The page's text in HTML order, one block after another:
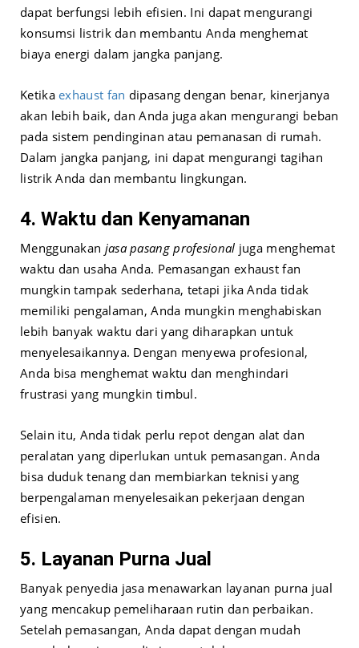
dapat berfungsi lebih efisien. Ini dapat mengurangi
konsumsi listrik dan membantu Anda menghemat
biaya energi dalam jangka panjang.
Ketikaexhaust fan dipasang dengan benar, kinerjanya
akan lebih baik, dan Anda juga akan mengurangi beban
pada sistem pendinginan atau pemanasan di rumah.
Dalam jangka panjang, ini dapat mengurangi tagihan
listrik Anda dan membantu lingkungan.
4. Waktu dan Kenyamanan
Menggunakan jasa pasang profesional juga menghemat
waktu dan usaha Anda. Pemasangan exhaust fan
mungkin tampak sederhana, tetapi jika Anda tidak
memiliki pengalaman, Anda mungkin menghabiskan
lebih banyak waktu dari yang diharapkan untuk
menyelesaikannya. Dengan menyewa profesional,
Anda bisa menghemat waktu dan menghindari
frustrasi yang mungkin timbul.
Selain itu, Anda tidak perlu repot dengan alat dan
peralatan yang diperlukan untuk pemasangan. Anda
bisa duduk tenang dan membiarkan teknisi yang
berpengalaman menyelesaikan pekerjaan dengan
efisien.
5. Layanan Purna Jual
Banyak penyedia jasa menawarkan layanan purna jual
yang mencakup pemeliharaan rutin dan perbaikan.
Setelah pemasangan, Anda dapat dengan mudah